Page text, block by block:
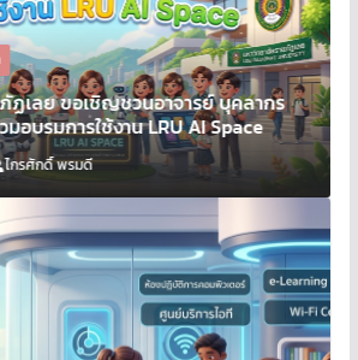
ลย ขอเชิญชวนอาจารย์ บุคลากร
บรมการใช้งาน LRU AI Space
รศักดิ์ พรมดี